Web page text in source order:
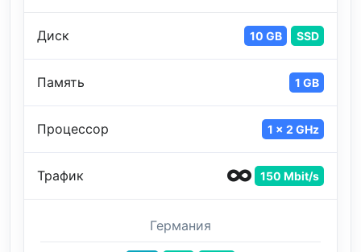
Диск 10 GB SSD
Память 1 GB
Процессор 1 x 2 GHz
Трафик 150 Mbit/s
Германия